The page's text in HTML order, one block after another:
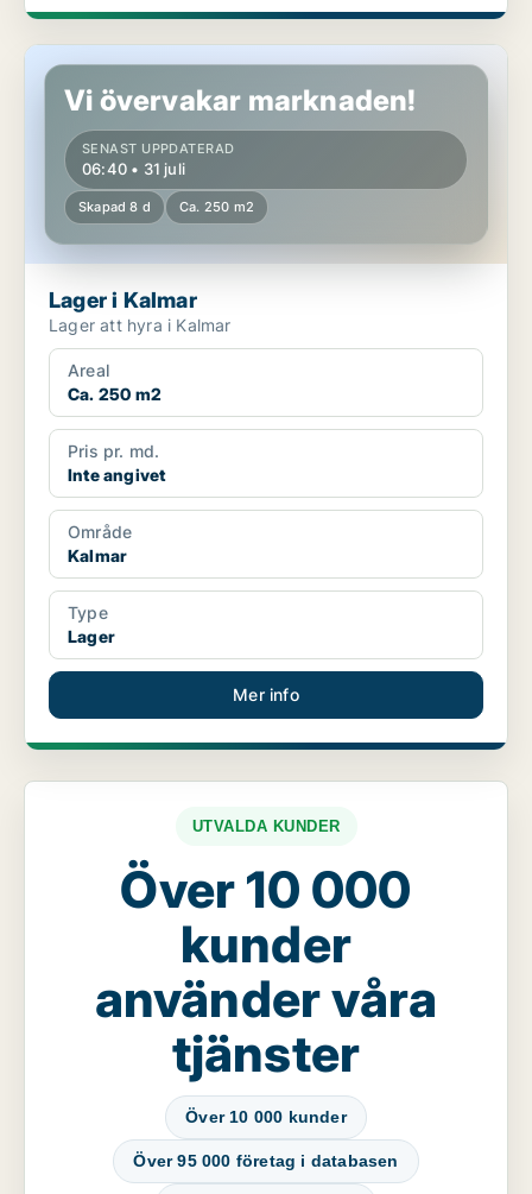
Lager i Kalmar
Vi övervakar marknaden!
SENAST UPPDATERAD
06:40 • 31 juli
Skapad 8 d Ca. 250 m2
Lager i Kalmar
Lager att hyra i Kalmar
Areal
Ca. 250 m2
Pris pr. md.
Inte angivet
Område
Kalmar
Type
Lager
Mer info
UTVALDA KUNDER
Över 10 000
kunder
använder våra
tjänster
Över 10 000 kunder
Över 95 000 företag i databasen